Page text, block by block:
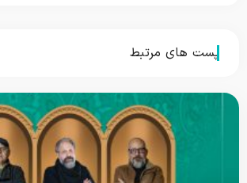
پست های مرتبط